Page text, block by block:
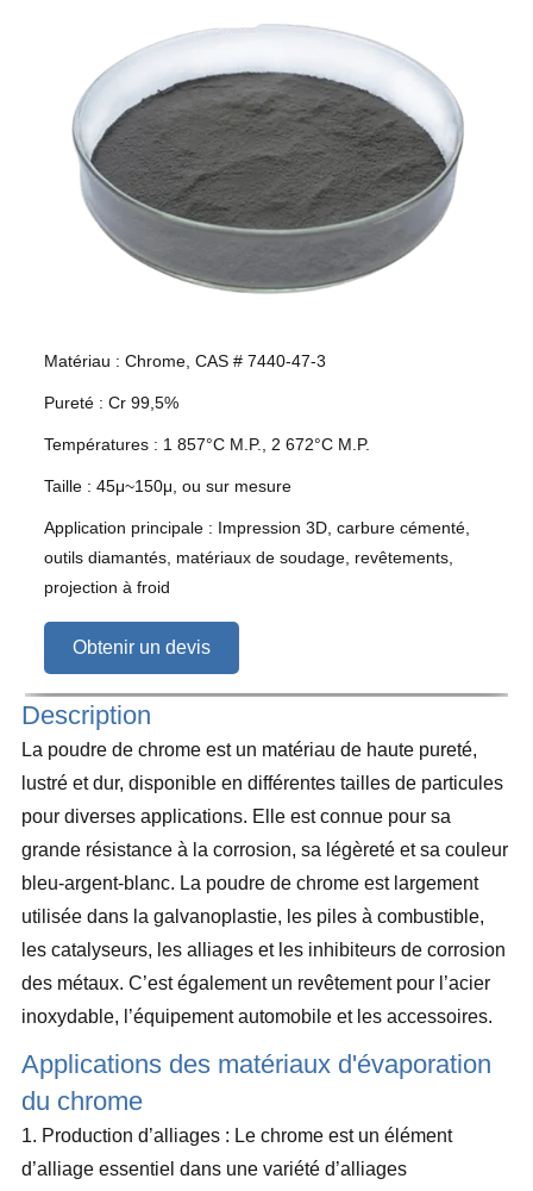
Matériau : Chrome, CAS # 7440-47-3
Pureté : Cr 99,5%
Températures : 1 857°C M.P., 2 672°C M.P.
Taille : 45μ~150μ, ou sur mesure
Application principale : Impression 3D, carbure cémenté,
outils diamantés, matériaux de soudage, revêtements,
projection à froid
Obtenir un devis
Description
La poudre de chrome est un matériau de haute pureté,
lustré et dur, disponible en différentes tailles de particules
pour diverses applications. Elle est connue pour sa
grande résistance à la corrosion, sa légèreté et sa couleur
bleu-argent-blanc. La poudre de chrome est largement
utilisée dans la galvanoplastie, les piles à combustible,
les catalyseurs, les alliages et les inhibiteurs de corrosion
des métaux. C’est également un revêtement pour l’acier
inoxydable, l’équipement automobile et les accessoires.
Applications des matériaux d'évaporation
du chrome
1. Production d’alliages : Le chrome est un élément
d’alliage essentiel dans une variété d’alliages